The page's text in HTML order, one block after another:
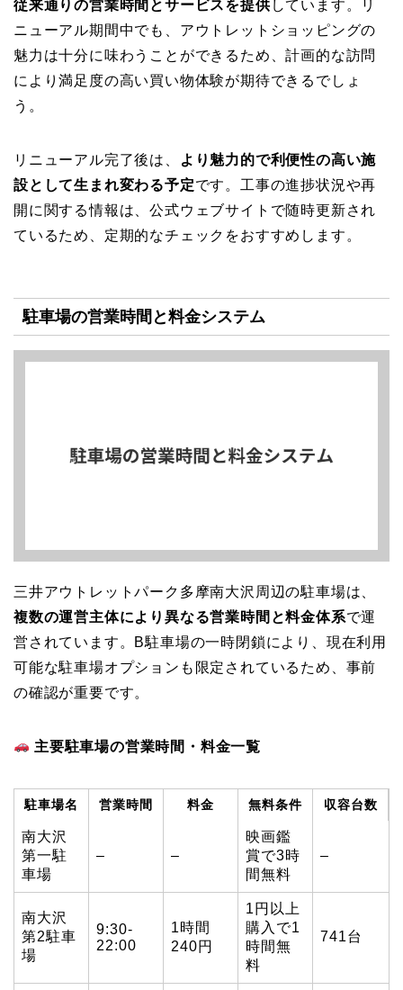
従来通りの営業時間とサービスを提供しています。リ
ニューアル期間中でも、アウトレットショッピングの
魅力は十分に味わうことができるため、計画的な訪問
により満足度の高い買い物体験が期待できるでしょ
う。
リニューアル完了後は、
より魅力的で利便性の高い施
設として生まれ変わる予定です。工事の進捗状況や再
開に関する情報は、公式ウェブサイトで随時更新され
ているため、定期的なチェックをおすすめします。
駐車場の営業時間と料金システム
三井アウトレットパーク多摩南大沢周辺の駐車場は、
複数の運営主体により異なる営業時間と料金体系で運
営されています。B駐車場の一時閉鎖により、現在利用
可能な駐車場オプションも限定されているため、事前
の確認が重要です。
主要駐車場の営業時間・料金一覧
駐車場名 営業時間 料金 無料条件 収容台数
南大沢
第一駐
車場
– –
映画鑑
賞で3時
間無料
–
南大沢
第2駐車
場
9:30-
22:00
1時間
240円
1円以上
購入で1
時間無
料
741台